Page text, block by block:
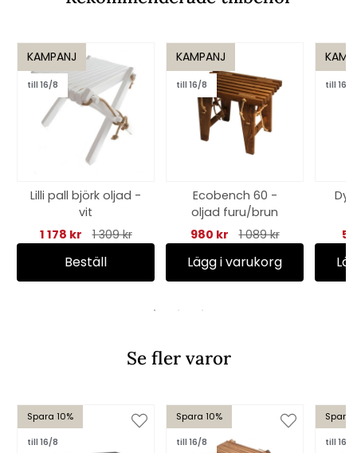
KAMPANJ
till 16/8
Lilli pall björk oljad -
vit
1 178 kr
1 309 kr
Beställ
KAMPANJ
till 16/8
Ecobench 60 -
oljad furu/brun
980 kr
1 089 kr
Lägg i varukorg
till 16/8
Se fler varor
Spara 10%
till 16/8
Spara 10%
till 16/8
Spara
till 16/8